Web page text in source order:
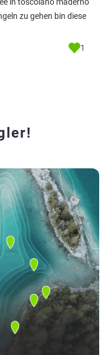
zu gehen bin diese
1